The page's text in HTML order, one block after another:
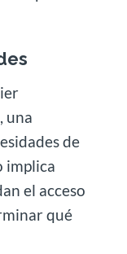
una
de
implica
el acceso
qué